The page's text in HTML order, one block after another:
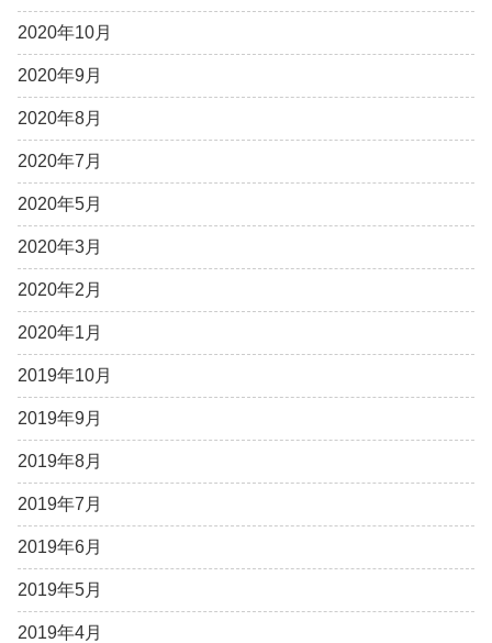
2020年10月
2020年9月
2020年8月
2020年7月
2020年5月
2020年3月
2020年2月
2020年1月
2019年10月
2019年9月
2019年8月
2019年7月
2019年6月
2019年5月
2019年4月